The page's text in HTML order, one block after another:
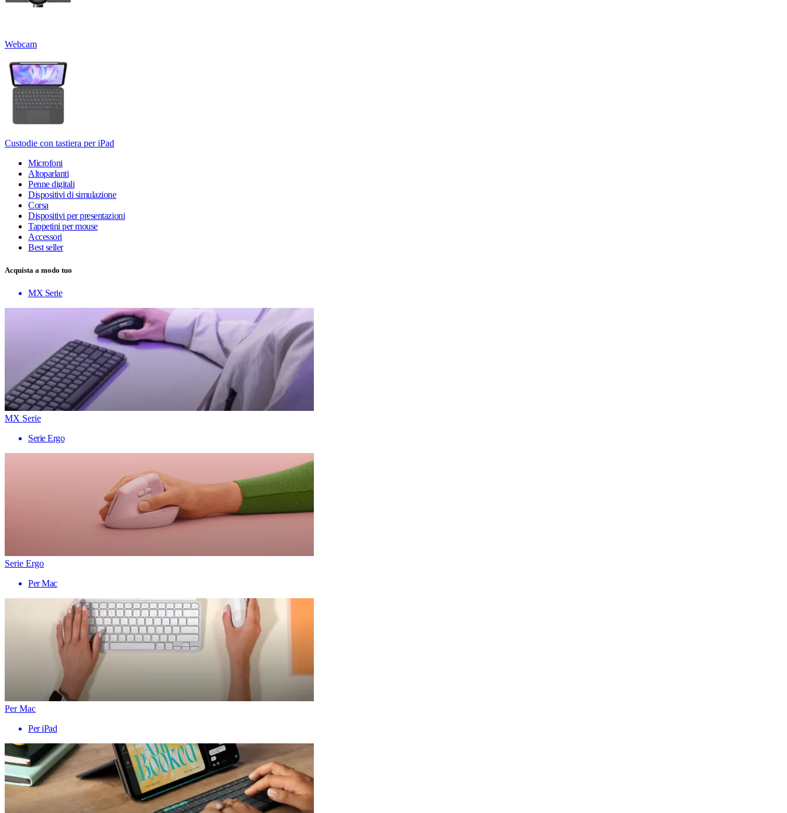
Webcam
Custodie con tastiera per iPad
Microfoni
Altoparlanti
Penne digitali
Dispositivi di simulazione
Corsa
Dispositivi per presentazioni
Tappetini per mouse
Accessori
Best seller
Acquista a modo tuo
MX Serie
MX Serie
Serie Ergo
Serie Ergo
Per Mac
Per Mac
Per iPad